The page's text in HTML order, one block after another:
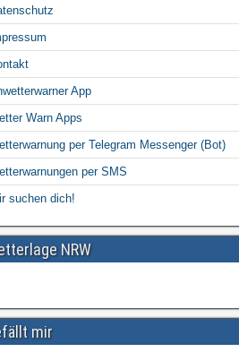
App
Warn Apps
per Telegram Messenger (Bot)
per SMS
suchen dich!
NRW
mir